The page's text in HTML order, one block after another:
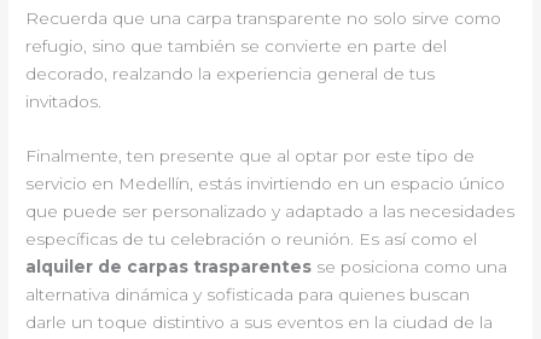
Recuerda que una carpa transparente no solo sirve como
refugio, sino que también se convierte en parte del
decorado, realzando la experiencia general de tus
invitados.
Finalmente, ten presente que al optar por este tipo de
servicio en Medellín, estás invirtiendo en un espacio único
que puede ser personalizado y adaptado a las necesidades
específicas de tu celebración o reunión. Es así como el
alquiler de carpas trasparentes se posiciona como una
alternativa dinámica y sofisticada para quienes buscan
darle un toque distintivo a sus eventos en la ciudad de la